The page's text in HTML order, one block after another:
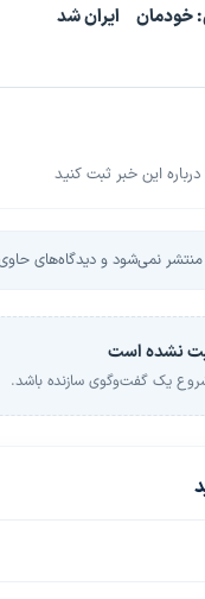
خودمان
ایران شد
این خبر ثبت کنید
نمی‌شود و دیدگاه‌های
نشده است
یک گفت‌وگوی سازنده باشد.